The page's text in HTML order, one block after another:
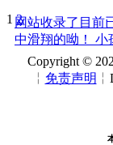
网站收录了目前
中滑翔的呦！ 小
1 2
Copyright ©
╎ 免责声明